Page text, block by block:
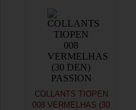
COLLANTS TIOPEN
008 VERMELHAS (30